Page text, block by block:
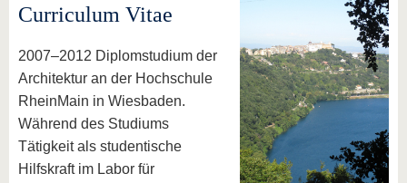
Curriculum Vitae
2007–2012 Diplomstudium der
Architektur an der Hochschule
RheinMain in Wiesbaden.
Während des Studiums
Tätigkeit als studentische
Hilfskraft im Labor für